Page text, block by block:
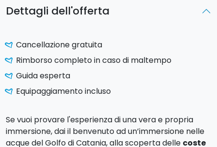
Dettagli dell'offerta
Cancellazione gratuita
Rimborso completo in caso di maltempo
Guida esperta
Equipaggiamento incluso
Se vuoi provare l'esperienza di una vera e propria
immersione, dai il benvenuto ad un’immersione nelle
acque del Golfo di Catania, alla scoperta delle coste